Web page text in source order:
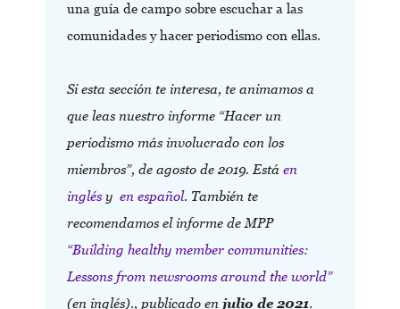
una guía de campo sobre escuchar a las
comunidades y hacer periodismo con ellas.
Si esta sección te interesa, te animamos a
que leas nuestro informe “Hacer un
periodismo más involucrado con los
miembros”, de agosto de 2019. Está en
inglés y en español. También te
recomendamos el informe de MPP
“Building healthy member communities:
Lessons from newsrooms around the world”
(en inglés)., publicado en julio de 2021.